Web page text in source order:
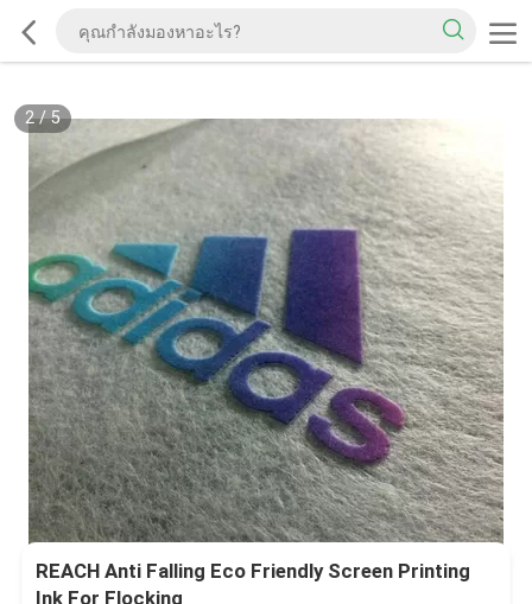
2/5
REACH Anti Falling Eco Friendly Screen Printing
Ink For Flocking